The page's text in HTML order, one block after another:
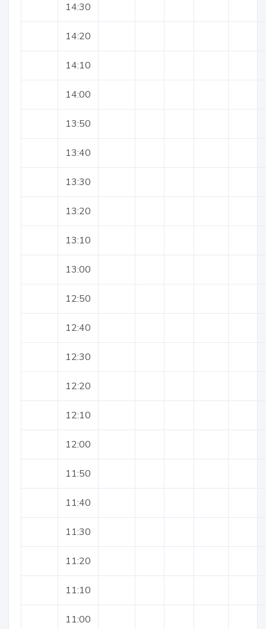
14:30
14:20
14:10
14:00
13:50
13:40
13:30
13:20
13:10
13:00
12:50
12:40
12:30
12:20
12:10
12:00
11:50
11:40
11:30
11:20
11:10
11:00